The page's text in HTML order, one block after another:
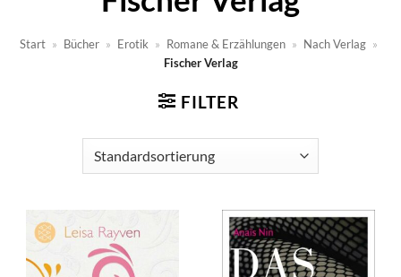
Start » Bücher » Erotik » Romane & Erzählungen » Nach Verlag »
Fischer Verlag
FILTER